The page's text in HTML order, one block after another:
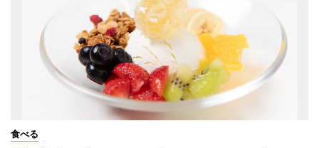
食べる